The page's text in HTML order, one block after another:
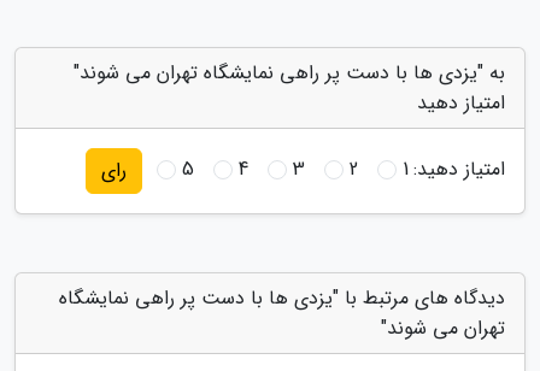
به "یزدی ها با دست پر راهی نمایشگاه تهران می شوند"
امتیاز دهید
امتیاز دهید:1
2
3
4
5 رای
دیدگاه های مرتبط با "یزدی ها با دست پر راهی نمایشگاه
تهران می شوند"